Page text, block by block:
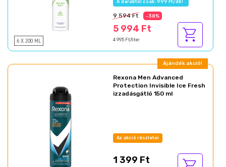
6 X 200 ML
6 darabtól csak: 999 Ft/db!
9 594 Ft -38%
5 994 Ft
4 995 Ft/liter
Ajándék akció!
Rexona Men Advanced
Protection Invisible Ice Fresh
izzadásgátló 150 ml
Az akció részletei
1 399 Ft